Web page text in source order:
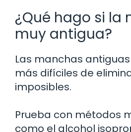
¿Qué hago si la
muy antigua?
Las manchas
más difíciles de
imposibles.
Prueba con métodos
como el alcohol